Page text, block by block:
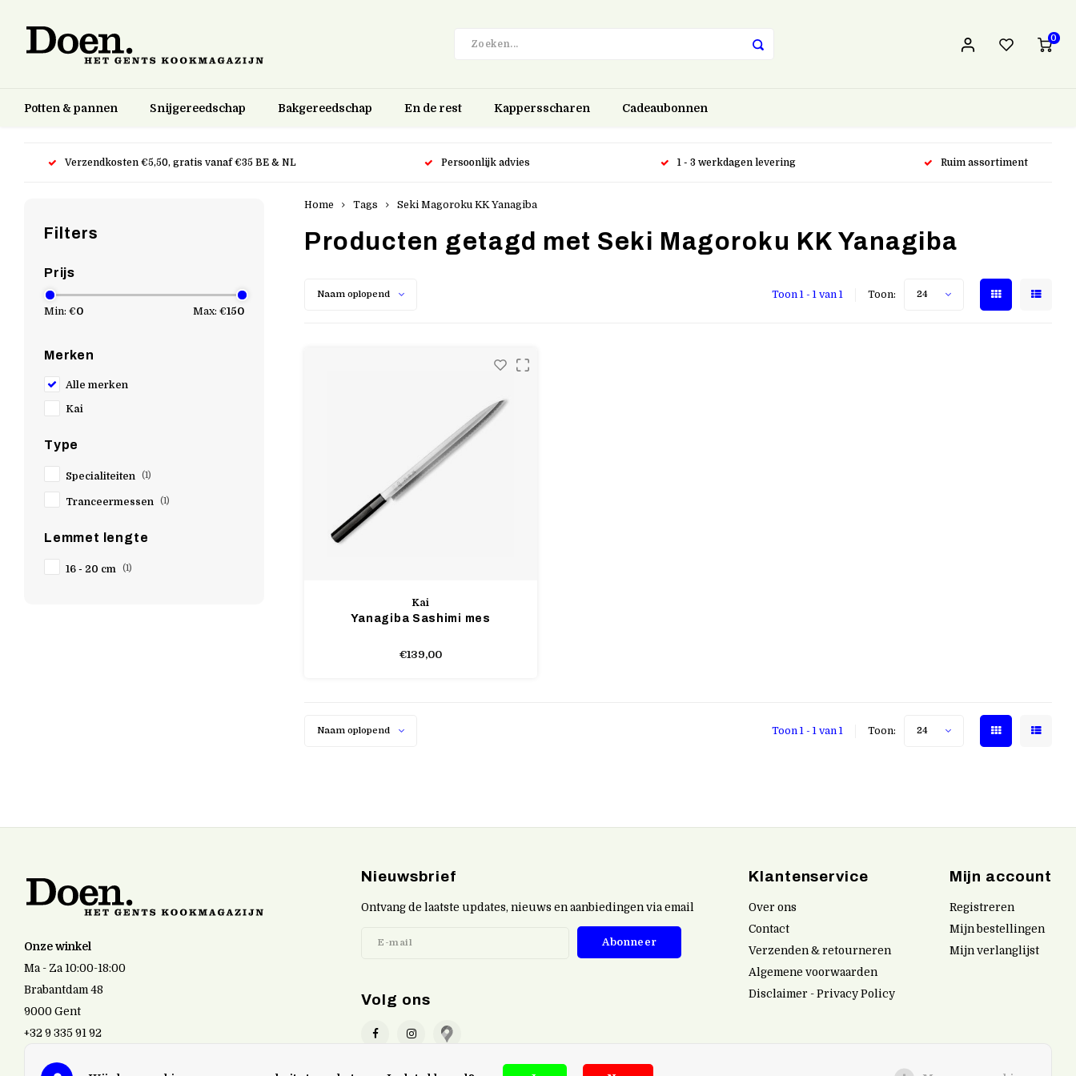
0
Potten & pannen Snijgereedschap Bakgereedschap En de rest Kappersscharen Cadeaubonnen
Verzendkosten €5,50, gratis vanaf €35 BE & NL Persoonlijk advies 1 - 3 werkdagen levering Ruim assortiment
Filters
Prijs
Min: €0 Max: €150
Merken
Alle merken
Kai
Type
Specialiteiten (1)
Tranceermessen (1)
Lemmet lengte
16 - 20 cm (1)
Home Tags Seki Magoroku KK Yanagiba
Producten getagd met Seki Magoroku KK Yanagiba
Naam oplopend Toon 1 - 1 van 1 Toon: 24
Kai
Yanagiba Sashimi mes
€139,00
Naam oplopend Toon 1 - 1 van 1 Toon: 24
Onze winkel
Ma - Za 10:00-18:00
Brabantdam 48
9000 Gent
+32 9 335 91 92
Nieuwsbrief
Ontvang de laatste updates, nieuws en aanbiedingen via email
Abonneer
Volg ons
Klantenservice
Over ons
Contact
Verzenden & retourneren
Algemene voorwaarden
Disclaimer - Privacy Policy
Mijn account
Registreren
Mijn bestellingen
Mijn verlanglijst